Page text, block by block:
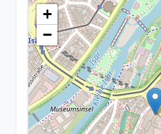
+
−